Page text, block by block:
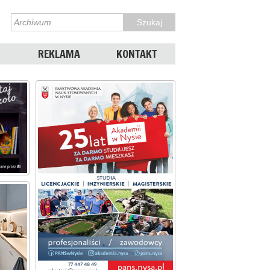
REKLAMA KONTAKT